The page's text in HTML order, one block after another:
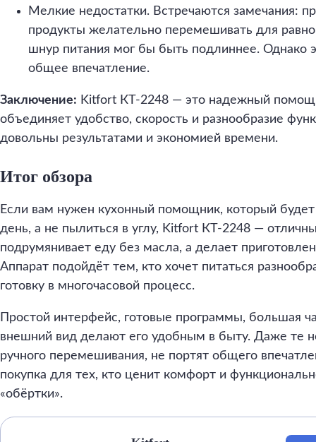
Мелкие недостатки. Встречаются замечания:
продукты желательно перемешивать для
шнур питания мог бы быть подлиннее. Однако
общее впечатление.
Заключение: Kitfort КТ-2248 — это надежный
объединяет удобство, скорость и разнообразие
довольны результатами и экономией времени.
Итог обзора
Если вам нужен кухонный помощник, который
день, а не пылиться в углу, Kitfort КТ-2248 —
подрумянивает еду без масла, а делает
Аппарат подойдёт тем, кто хочет питаться
готовку в многочасовой процесс.
Простой интерфейс, готовые программы, большая
внешний вид делают его удобным в быту. Даже те
ручного перемешивания, не портят общего
покупка для тех, кто ценит комфорт и
«обёртки».